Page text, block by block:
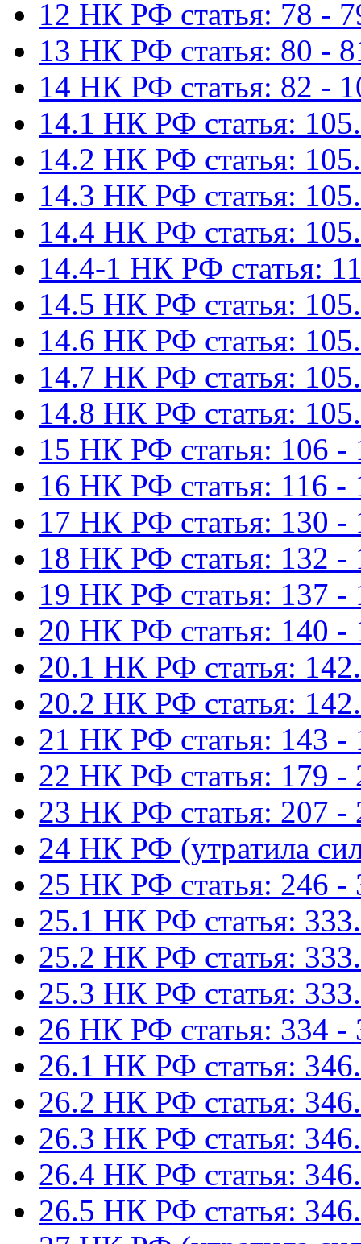
12 НК РФ статья: 78 -
13 НК РФ статья: 80 -
14 НК РФ статья: 82 -
14.1 НК РФ статья:
14.2 НК РФ статья:
14.3 НК РФ статья:
14.4 НК РФ статья:
14.4-1 НК РФ статья:
14.5 НК РФ статья:
14.6 НК РФ статья:
14.7 НК РФ статья:
14.8 НК РФ статья:
15 НК РФ статья: 106 -
16 НК РФ статья: 116 -
17 НК РФ статья: 130 -
18 НК РФ статья: 132 -
19 НК РФ статья: 137 -
20 НК РФ статья: 140 -
20.1 НК РФ статья:
20.2 НК РФ статья:
21 НК РФ статья: 143 -
22 НК РФ статья: 179 -
23 НК РФ статья: 207 -
24 НК РФ (утратила
25 НК РФ статья: 246 -
25.1 НК РФ статья:
25.2 НК РФ статья:
25.3 НК РФ статья:
26 НК РФ статья: 334 -
26.1 НК РФ статья:
26.2 НК РФ статья:
26.3 НК РФ статья:
26.4 НК РФ статья:
26.5 НК РФ статья: